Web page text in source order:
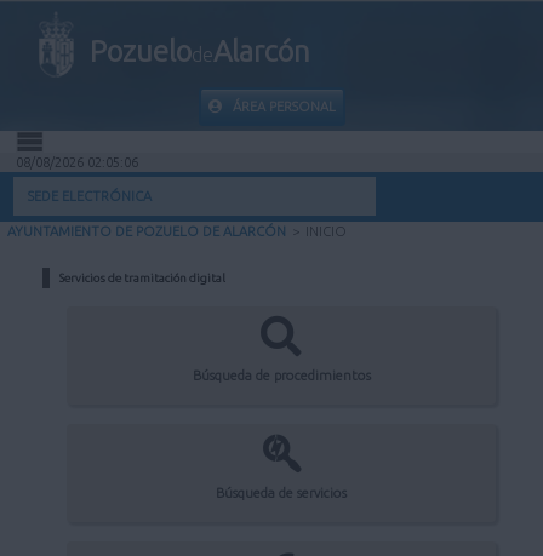
PozuelodeAlarcón
ÁREA PERSONAL
INICIO
INFORMACIÓN MUNICIPAL
08/08/2026 02:05:06
SEDE ELECTRÓNICA
AYUNTAMIENTO DE POZUELO DE ALARCÓN > INICIO
Servicios de tramitación digital
Búsqueda de procedimientos
Búsqueda de servicios